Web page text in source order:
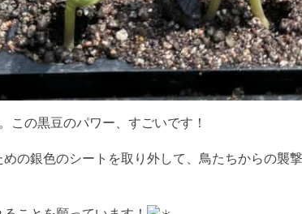
この黒豆のパワー、すごいです！
の銀色のシートを取り外して、鳥たちからの襲